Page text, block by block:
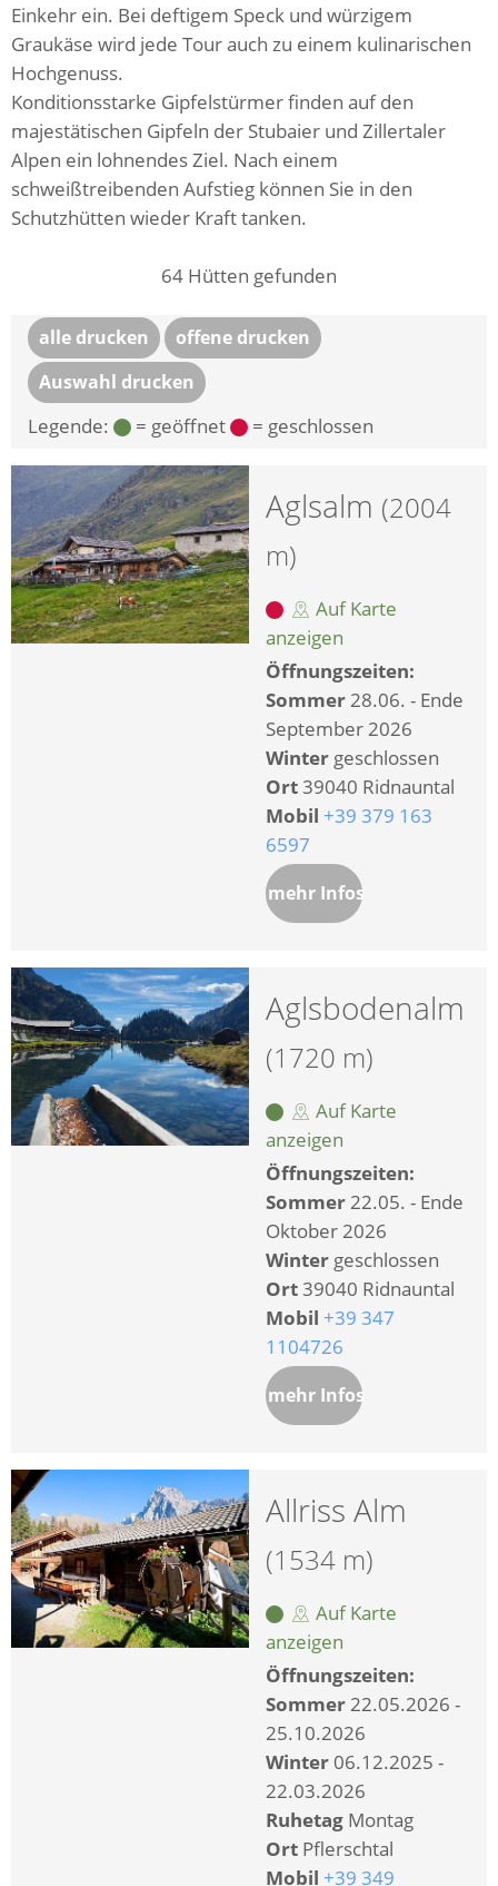
Einkehr ein. Bei deftigem Speck und würzigem
Graukäse wird jede Tour auch zu einem kulinarischen
Hochgenuss.
Konditionsstarke Gipfelstürmer finden auf den
majestätischen Gipfeln der Stubaier und Zillertaler
Alpen ein lohnendes Ziel. Nach einem
schweißtreibenden Aufstieg können Sie in den
Schutzhütten wieder Kraft tanken.
64 Hütten gefunden
alle drucken
offene drucken
Auswahl drucken
Legende: = geöffnet = geschlossen
Aglsalm (2004
m)
Auf Karte
anzeigen
Öffnungszeiten:
Sommer 28.06. - Ende
September 2026
Winter geschlossen
Ort39040 Ridnauntal
Mobil +39 379 163
6597
mehr Infos
Aglsbodenalm
(1720 m)
Auf Karte
anzeigen
Öffnungszeiten:
Sommer 22.05. - Ende
Oktober 2026
Winter geschlossen
Ort39040 Ridnauntal
Mobil +39 347
1104726
mehr Infos
Allriss Alm
(1534 m)
Auf Karte
anzeigen
Öffnungszeiten:
Sommer 22.05.2026 -
25.10.2026
Winter 06.12.2025 -
22.03.2026
Ruhetag Montag
Ort Pflerschtal
Mobil +39 349